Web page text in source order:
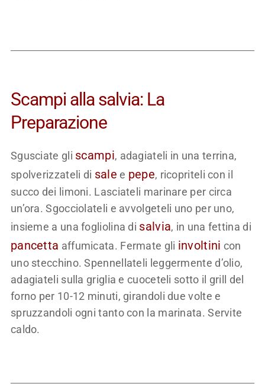
Scampi alla salvia: La
Preparazione
Sgusciate gli scampi, adagiateli in una terrina,
spolverizzateli di sale e pepe, ricopriteli con il
succo dei limoni. Lasciateli marinare per circa
un’ora. Sgocciolateli e avvolgeteli uno per uno,
insieme a una fogliolina di salvia, in una fettina di
pancetta affumicata. Fermate gli involtini con
uno stecchino. Spennellateli leggermente d’olio,
adagiateli sulla griglia e cuoceteli sotto il grill del
forno per 10-12 minuti, girandoli due volte e
spruzzandoli ogni tanto con la marinata. Servite
caldo.